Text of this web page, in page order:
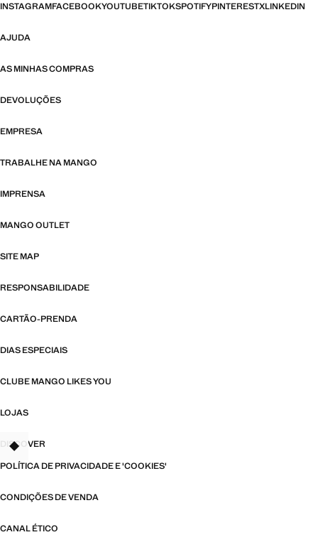
INSTAGRAMFACEBOOKYOUTUBETIKTOKSPOTIFYPINTERESTXLINKEDIN
AJUDA
AS MINHAS COMPRAS
DEVOLUÇÕES
EMPRESA
TRABALHE NA MANGO
IMPRENSA
MANGO OUTLET
SITE MAP
RESPONSABILIDADE
CARTÃO-PRENDA
DIAS ESPECIAIS
CLUBE MANGO LIKES YOU
LOJAS
DISCOVER
POLÍTICA DE PRIVACIDADE E 'COOKIES'
CONDIÇÕES DE VENDA
CANAL ÉTICO